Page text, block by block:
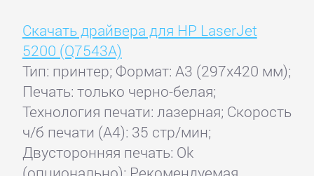
Скачать драйвера для HP LaserJet
5200 (Q7543A)
Тип: принтер; Формат: A3 (297x420 мм);
Печать: только черно-белая;
Технология печати: лазерная; Скорость
ч/б печати (А4): 35 стр/мин;
Двусторонняя печать: Ok